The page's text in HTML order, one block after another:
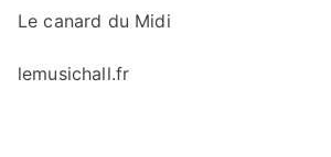
Le canard du Midi
lemusichall.fr